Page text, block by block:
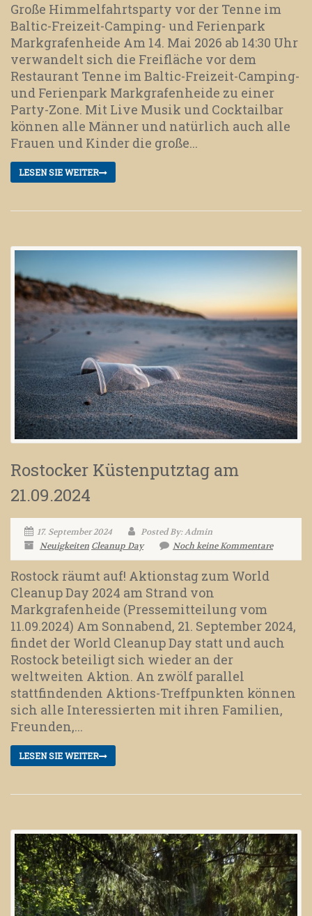
Große Himmelfahrtsparty vor der Tenne im
Baltic-Freizeit-Camping- und Ferienpark
Markgrafenheide Am 14. Mai 2026 ab 14:30 Uhr
verwandelt sich die Freifläche vor dem
Restaurant Tenne im Baltic-Freizeit-Camping-
und Ferienpark Markgrafenheide zu einer
Party-Zone. Mit Live Musik und Cocktailbar
können alle Männer und natürlich auch alle
Frauen und Kinder die große...
LESEN SIE WEITER
Rostocker Küstenputztag am
21.09.2024
17. September 2024
Posted By: Admin
Neuigkeiten Cleanup Day Noch keine Kommentare
Rostock räumt auf! Aktionstag zum World
Cleanup Day 2024 am Strand von
Markgrafenheide (Pressemitteilung vom
11.09.2024) Am Sonnabend, 21. September 2024,
findet der World Cleanup Day statt und auch
Rostock beteiligt sich wieder an der
weltweiten Aktion. An zwölf parallel
stattfindenden Aktions-Treffpunkten können
sich alle Interessierten mit ihren Familien,
Freunden,...
LESEN SIE WEITER